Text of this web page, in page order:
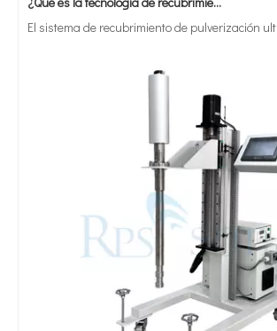
El sistema de recubrimiento de pulverización